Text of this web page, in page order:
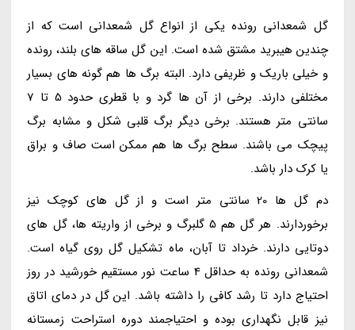
گل شمعدانی رونده یکی از انواع گل شمعدانی است که از
چندین هیبرید مشتق شده است. این گل ساقه های بلند، رونده
و خیلی باریک و ظریفی دارد. البته برگ ها هم گونه های بسیار
مختلفی دارند. برخی از آن ها گرد و با قطری حدود 5 تا 7
سانتی متر هستند. برخی دیگر برگ قلبی شکل و مشابه برگ
پیچک می باشند. سطح برگ ها هم ممکن است صاف و براق
یا کرک دار باشد.
دم گل ها 20 سانتی متر است و از گل های کوچک نیز
برخوردارند. هر گل هم 5 گلبرگ و برخی از واریته ها، گل های
دوتایی دارند. خرداد تا آبان، ماه تشکیل گل روی گیاه است.
شمعدانی رونده به حداقل 4 ساعت نور مستقیم خورشید در روز
احتیاج دارد تا رشد کافی را داشته باشد. این گل در دمای اتاق
نیز قابل نگهداری بوده و احتیاجمند دوره استراحت زمستانه